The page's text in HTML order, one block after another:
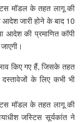
मॉडल के तहत लागू की
आदेश जारी होने के बाद 10
आदेश की प्रमाणित कॉपी
किए गए हैं, जिसके तहत
के लिए कभी भी
मॉडल के तहत लागू की
जस्टिस सूर्यकांत ने